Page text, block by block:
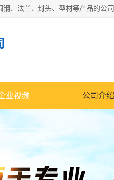
业视频 公司介绍